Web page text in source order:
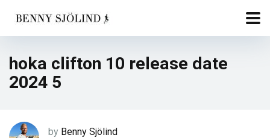
hoka clifton 10 release date
2024 5
by Benny Sjölind